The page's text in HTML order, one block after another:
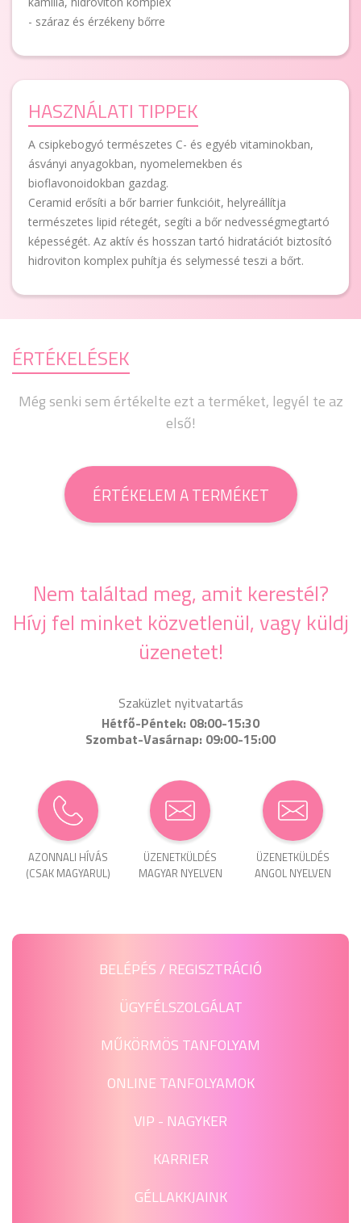
- száraz és érzékeny bőrre
HASZNÁLATI TIPPEK
A csipkebogyó természetes C- és egyéb vitaminokban,
ásványi anyagokban, nyomelemekben és
bioflavonoidokban gazdag.
Ceramid erősíti a bőr barrier funkcióit, helyreállítja
természetes lipid rétegét, segíti a bőr nedvességmegtartó
képességét. Az aktív és hosszan tartó hidratációt biztosító
hidroviton komplex puhítja és selymessé teszi a bőrt.
ÉRTÉKELÉSEK
Még senki sem értékelte ezt a terméket, legyél te az
első!
ÉRTÉKELEM A TERMÉKET
Nem találtad meg, amit kerestél?
Hívj fel minket közvetlenül, vagy küldj
üzenetet!
Szaküzlet nyitvatartás
Hétfő-Péntek: 08:00-15:30
Szombat-Vasárnap: 09:00-15:00
AZONNALI HÍVÁS
(CSAK MAGYARUL)
ÜZENET­KÜLDÉS
MAGYAR NYELVEN
ÜZENET­KÜLDÉS
ANGOL NYELVEN
BELÉPÉS / REGISZTRÁCIÓ
ÜGYFÉLSZOLGÁLAT
MŰKÖRMÖS TANFOLYAM
ONLINE TANFOLYAMOK
VIP - NAGYKER
KARRIER
GÉLLAKKJAINK